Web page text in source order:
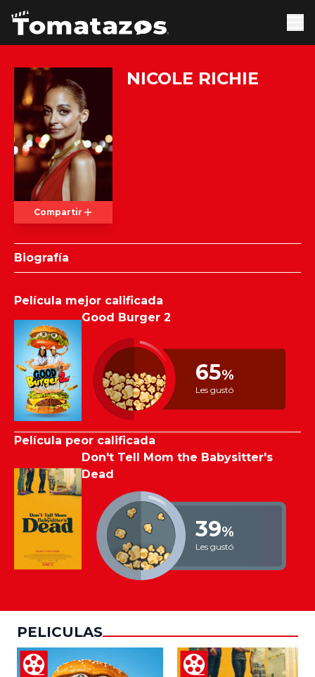
Compartir
NICOLE RICHIE
Biografía
Película mejor calificada
Good Burger 2
65%
Les gustó
Película peor calificada
Don't Tell Mom the Babysitter's
Dead
39%
Les gustó
PELICULAS